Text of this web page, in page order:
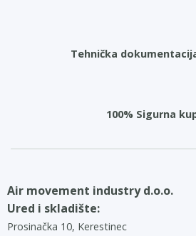
Tehnička
100% Sigurna
Air movement industry d.o.o.
Ured i skladište:
Prosinačka 10, Kerestinec